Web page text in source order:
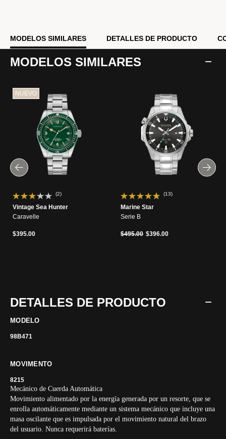
Modelo #:98B471
MODELOS SIMILARES DETALLES DE PRODUCTO
MODELOS SIMILARES
NUEVO
(2)
Vintage Sea Hunter
Caravelle
$395.00
(13)
Marine Star
Serie B
Precio reducido de
$495.00a$396.00
DETALLES DE PRODUCTO
MODELO
98B471
MOVIMENTO
8215
Mecánico de Cuerda Automática
Movimiento alimentado por la energía generada por un resorte, que se
enrolla automáticamente mediante un sistema mecánico que incluye una
masa oscilante que es impulsada por el movimiento natural del brazo
del usuario. Nunca requerirá baterías.